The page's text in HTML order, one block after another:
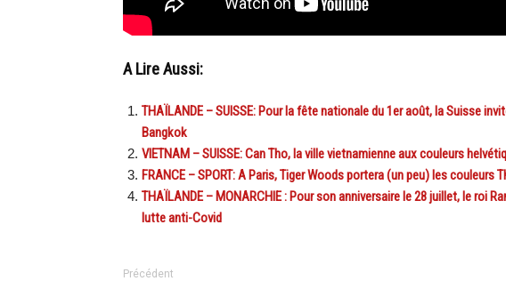
A Lire Aussi:
THAÏLANDE – SUISSE: Pour la fête nationale du 1er août, la Suisse
Bangkok
VIETNAM – SUISSE: Can Tho, la ville vietnamienne aux couleurs
FRANCE – SPORT: A Paris, Tiger Woods portera (un peu) les couleurs
THAÏLANDE – MONARCHIE : Pour son anniversaire le 28 juillet, le roi
lutte anti-Covid
Précédent